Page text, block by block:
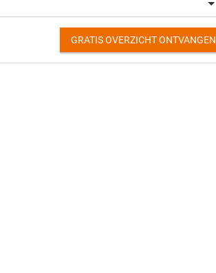
GRATIS OVERZICHT ONTVANGEN